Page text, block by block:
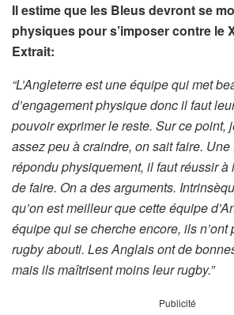
Il estime que les Bleus devront se
physiques pour s’imposer contre le
Extrait:
“L’Angleterre est une équipe qui met
d’engagement physique donc il faut
pouvoir exprimer le reste. Sur ce point,
assez peu à craindre, on sait faire. Une
répondu physiquement, il faut réussir à
de faire. On a des arguments.
qu’on est meilleur que cette équipe
équipe qui se cherche encore, ils n’ont
rugby abouti. Les Anglais ont de
mais ils maîtrisent moins leur rugby.”
Publicité